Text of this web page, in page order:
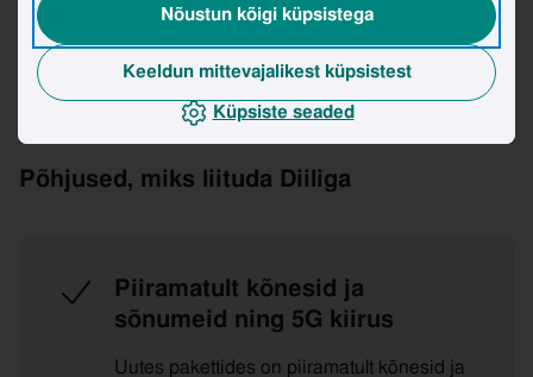
Nõustun kõigi küpsistega
Keeldun mittevajalikest küpsistest
Küpsiste seaded
Vali omale sobiv SIM-kaart. Kui Sinu seade toetab
eSIMi, siis on see kõige kiirem ja
keskkonnasõbralikum valik!
Põhjused, miks liituda Diiliga
Piiramatult kõnesid ja
sõnumeid ning 5G kiirus
Uutes pakettides on piiramatult kõnesid ja